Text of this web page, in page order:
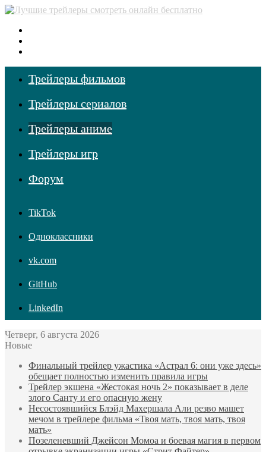
Трейлеры фильмов
Трейлеры сериалов
Трейлеры аниме
Трейлеры игр
Форум
TikTok
Одноклассники
vk.com
GitHub
LinkedIn
Четверг, 6 августа 2026
Новые
Финальный трейлер ужастика «Астрал 6: они уже здесь»
обещает полностью изменить правила игры
Трейлер экшена «Жестокая ночь 2» показывает в деле
злого Санту и его опасную жену
Несостоявшийся Блэйд Махершала Али резво машет
мечом в трейлере фильма «Твоя мать, твоя мать, твоя
мать»
Позеленевший Джейсон Момоа и боевая магия в первом